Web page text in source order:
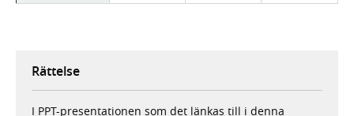
Rättelse
I PPT-presentationen som det länkas till i denna